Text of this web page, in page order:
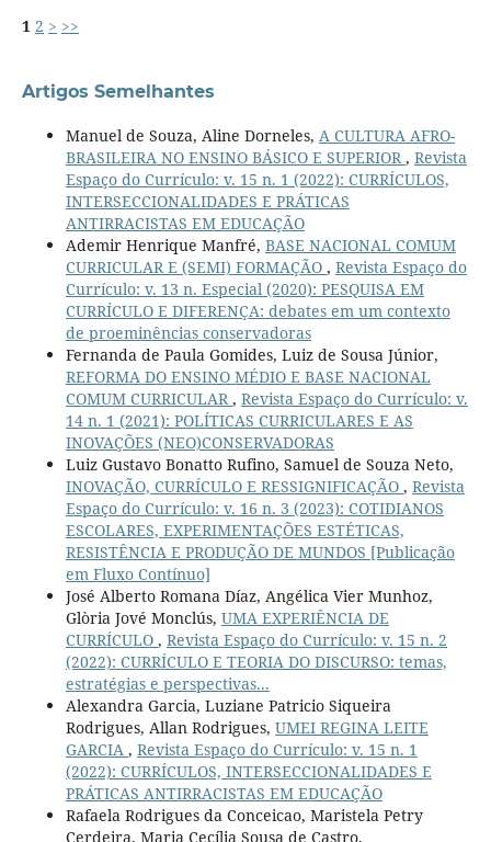
1 2 > >>
Artigos Semelhantes
Manuel de Souza, Aline Dorneles, A CULTURA AFRO-
BRASILEIRA NO ENSINO BÁSICO E SUPERIOR , Revista
Espaço do Currículo: v. 15 n. 1 (2022): CURRÍCULOS,
INTERSECCIONALIDADES E PRÁTICAS
ANTIRRACISTAS EM EDUCAÇÃO
Ademir Henrique Manfré, BASE NACIONAL COMUM
CURRICULAR E (SEMI) FORMAÇÃO , Revista Espaço do
Currículo: v. 13 n. Especial (2020): PESQUISA EM
CURRÍCULO E DIFERENÇA: debates em um contexto
de proeminências conservadoras
Fernanda de Paula Gomides, Luiz de Sousa Júnior,
REFORMA DO ENSINO MÉDIO E BASE NACIONAL
COMUM CURRICULAR , Revista Espaço do Currículo: v.
14 n. 1 (2021): POLÍTICAS CURRICULARES E AS
INOVAÇÕES (NEO)CONSERVADORAS
Luiz Gustavo Bonatto Rufino, Samuel de Souza Neto,
INOVAÇÃO, CURRÍCULO E RESSIGNIFICAÇÃO , Revista
Espaço do Currículo: v. 16 n. 3 (2023): COTIDIANOS
ESCOLARES, EXPERIMENTAÇÕES ESTÉTICAS,
RESISTÊNCIA E PRODUÇÃO DE MUNDOS [Publicação
em Fluxo Contínuo]
José Alberto Romana Díaz, Angélica Vier Munhoz,
Glòria Jové Monclús, UMA EXPERIÊNCIA DE
CURRÍCULO , Revista Espaço do Currículo: v. 15 n. 2
(2022): CURRÍCULO E TEORIA DO DISCURSO: temas,
estratégias e perspectivas...
Alexandra Garcia, Luziane Patricio Siqueira
Rodrigues, Allan Rodrigues, UMEI REGINA LEITE
GARCIA , Revista Espaço do Currículo: v. 15 n. 1
(2022): CURRÍCULOS, INTERSECCIONALIDADES E
PRÁTICAS ANTIRRACISTAS EM EDUCAÇÃO
Rafaela Rodrigues da Conceicao, Maristela Petry
Cerdeira, Maria Cecília Sousa de Castro,